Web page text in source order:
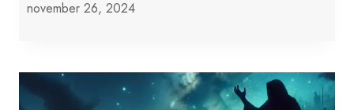
november 26, 2024